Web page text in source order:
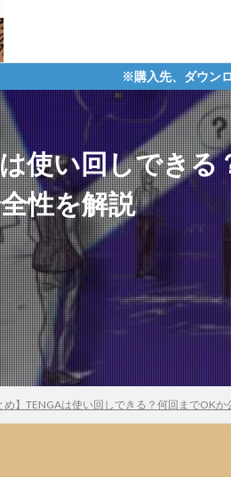
※購入先、ダウンロードへのリンクに
使い回しできる
性を解説
め】TENGAは使い回しできる？何回までOK